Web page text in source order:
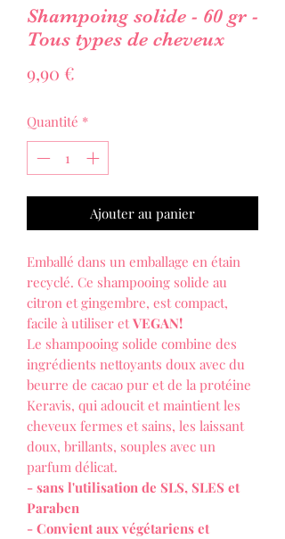
Shampoing solide - 60 gr -
Tous types de cheveux
9,90 €
Quantité *
Ajouter au panier
Emballé dans un emballage en étain
recyclé. Ce shampooing solide au
citron et gingembre, est compact,
facile à utiliser etVEGAN!
Le shampooing solide combine des
ingrédients nettoyants doux avec du
beurre de cacao pur et de la protéine
Keravis, qui adoucit et maintient les
cheveux fermes et sains, les laissant
doux, brillants, souples avec un
parfum délicat.
- sans l'utilisation de SLS, SLES et
Paraben
- Convient aux végétariens et